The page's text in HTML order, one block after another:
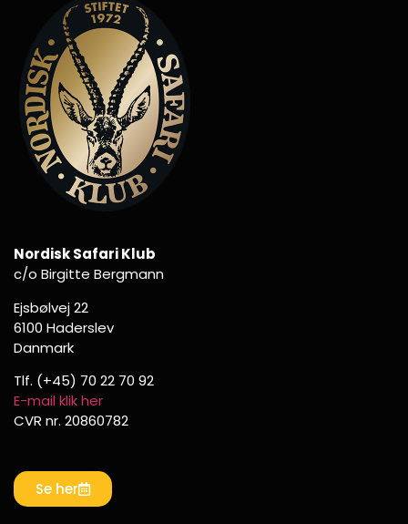
Nordisk Safari Klub
c/o Birgitte Bergmann
Ejsbølvej 22
6100 Haderslev
Danmark
Tlf. (+45) 70 22 70 92
E-mail klik her
CVR nr. 20860782
Se her